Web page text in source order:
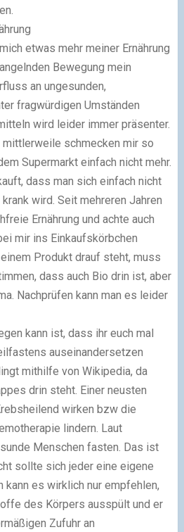
etwas mehr meiner Ernährung
Bewegung mein
an ungesunden,
fragwürdigen Umständen
wird leider immer präsenter.
mittlerweile schmecken mir so
Supermarkt einfach nicht mehr.
dass man sich einfach nicht
wird. Seit mehreren Jahren
Ernährung und achte auch
mir ins Einkaufskörbchen
Produkt drauf steht, muss
dass auch Bio drin ist, aber
Nachprüfen kann man es leider
kann ist, dass ihr euch mal
auseinandersetzen
mithilfe von Wikipedia, da
drin steht. Einer neusten
wirken bzw die
lindern. Laut
Menschen fasten. Das ist
sollte sich jeder eine eigene
kann es wirklich nur empfehlen,
des Körpers ausspült und er
Zufuhr an